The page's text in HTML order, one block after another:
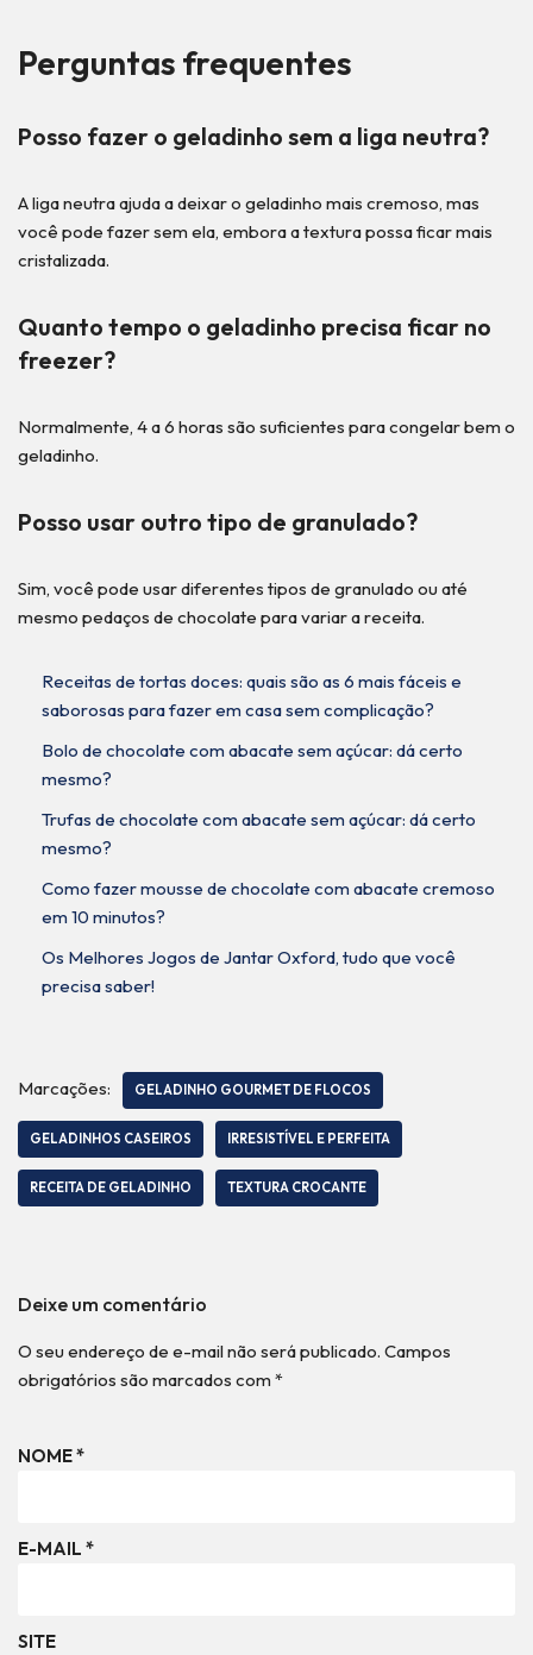
Perguntas frequentes
Posso fazer o geladinho sem a liga neutra?
A liga neutra ajuda a deixar o geladinho mais cremoso, mas
você pode fazer sem ela, embora a textura possa ficar mais
cristalizada.
Quanto tempo o geladinho precisa ficar no
freezer?
Normalmente, 4 a 6 horas são suficientes para congelar bem o
geladinho.
Posso usar outro tipo de granulado?
Sim, você pode usar diferentes tipos de granulado ou até
mesmo pedaços de chocolate para variar a receita.
Receitas de tortas doces: quais são as 6 mais fáceis e
saborosas para fazer em casa sem complicação?
Bolo de chocolate com abacate sem açúcar: dá certo
mesmo?
Trufas de chocolate com abacate sem açúcar: dá certo
mesmo?
Como fazer mousse de chocolate com abacate cremoso
em 10 minutos?
Os Melhores Jogos de Jantar Oxford, tudo que você
precisa saber!
Marcações: GELADINHO GOURMET DE FLOCOS
GELADINHOS CASEIROS IRRESISTÍVEL E PERFEITA
RECEITA DE GELADINHO TEXTURA CROCANTE
Deixe um comentário
O seu endereço de e-mail não será publicado. Campos
obrigatórios são marcados com *
NOME*
E-MAIL *
SITE